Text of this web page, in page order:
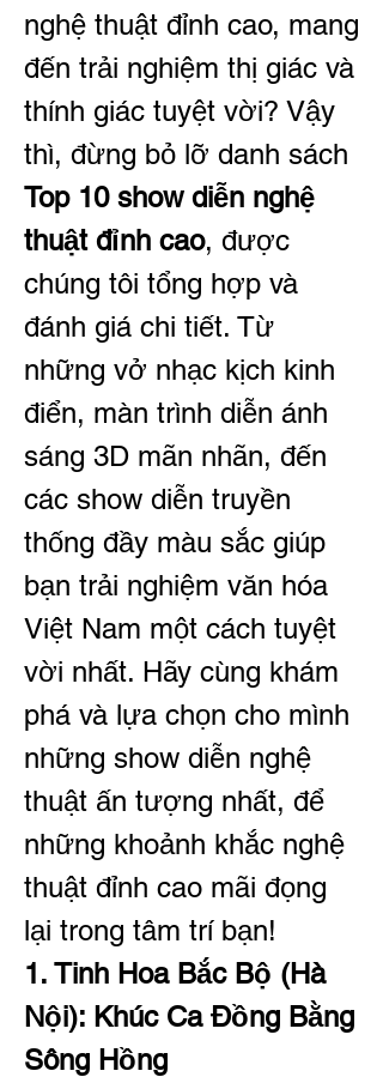
nghệ thuật đỉnh cao, mang
đến trải nghiệm thị giác và
thính giác tuyệt vời? Vậy
Top 10 show diễn nghệ
thuật đỉnh cao, được
chúng tôi tổng hợp và
đánh giá chi tiết. Từ
những vở nhạc kịch kinh
điển, màn trình diễn ánh
sáng 3D mãn nhãn, đến
các show diễn truyền
thống đầy màu sắc giúp
bạn trải nghiệm văn hóa
Việt Nam một cách tuyệt
vời nhất. Hãy cùng khám
phá và lựa chọn cho mình
những show diễn nghệ
thuật ấn tượng nhất, để
những khoảnh khắc nghệ
thuật đỉnh cao mãi đọng
lại trong tâm trí bạn!
1. Tinh Hoa Bắc Bộ (Hà
Nội): Khúc Ca Đồng Bằng
Sông Hồng